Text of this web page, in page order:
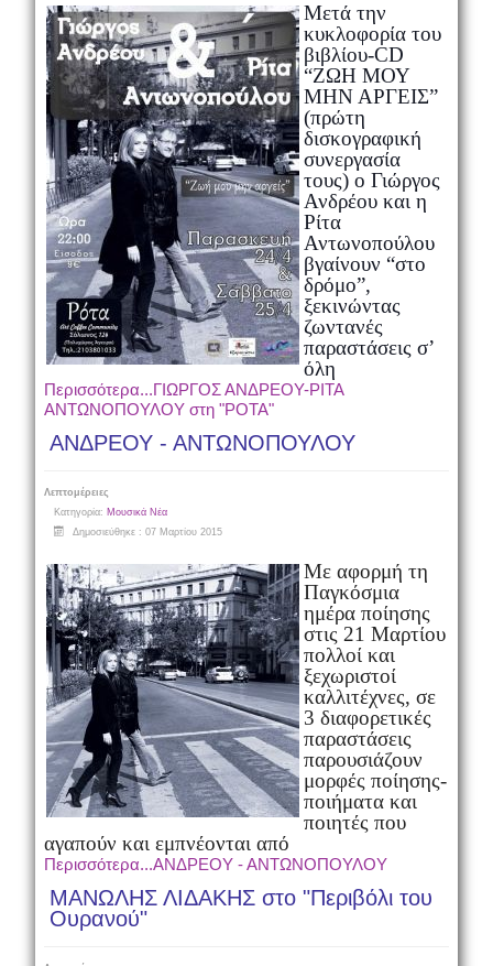
Μετά την
κυκλοφορία του
βιβλίου-CD
“ΖΩΗ ΜΟΥ
ΜΗΝ ΑΡΓΕΙΣ”
(πρώτη
δισκογραφική
συνεργασία
τους) ο Γιώργος
Ανδρέου και η
Ρίτα
Αντωνοπούλου
βγαίνουν “στο
δρόμο”,
ξεκινώντας
ζωντανές
παραστάσεις σ’
όλη
Περισσότερα...ΓΙΩΡΓΟΣ ΑΝΔΡΕΟΥ-ΡΙΤΑ
ΑΝΤΩΝΟΠΟΥΛΟΥ στη "ΡΟΤΑ"
ΑΝΔΡΕΟΥ - ΑΝΤΩΝΟΠΟΥΛΟΥ
Λεπτομέρειες
Κατηγορία: Μουσικά Νέα
Δημοσιεύθηκε : 07 Μαρτίου 2015
Με αφορμή τη
Παγκόσμια
ημέρα ποίησης
στις 21 Μαρτίου
πολλοί και
ξεχωριστοί
καλλιτέχνες, σε
3 διαφορετικές
παραστάσεις
παρουσιάζουν
μορφές ποίησης-
ποιήματα και
ποιητές που
αγαπούν και εμπνέονται από
Περισσότερα...ΑΝΔΡΕΟΥ - ΑΝΤΩΝΟΠΟΥΛΟΥ
ΜΑΝΩΛΗΣ ΛΙΔΑΚΗΣ στο "Περιβόλι του
Ουρανού"